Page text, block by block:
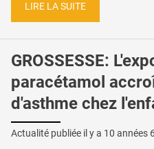
LIRE LA SUITE
GROSSESSE:
paracétamol
d'asthme chez
Actualité publiée il y a 10 années